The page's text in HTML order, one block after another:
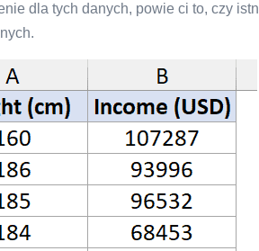
dla tych danych, powie ci to, czy